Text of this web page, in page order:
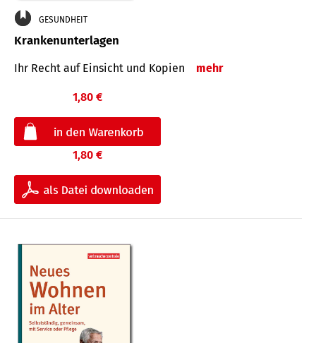
GESUNDHEIT
Krankenunterlagen
Ihr Recht auf Einsicht und Kopien mehr
1,80 €
1,80 €